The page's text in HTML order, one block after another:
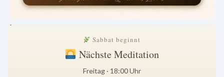
.
Sabbat beginnt
Nächste Meditation
Freitag · 18:00 Uhr